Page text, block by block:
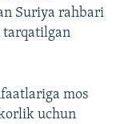
Suriya rahbari
tarqatilgan
mos
uchun